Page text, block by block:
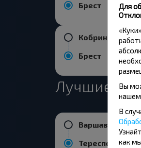
Брест
Кобрин
Брест
Лучшие
Варшава
Тересполь
Для
Вы
нашем
В
как